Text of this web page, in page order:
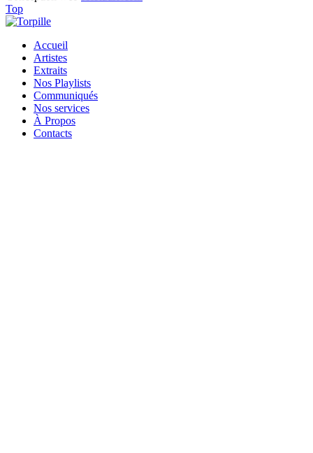
Top
Accueil
Artistes
Extraits
Nos Playlists
Communiqués
Nos services
À Propos
Contacts